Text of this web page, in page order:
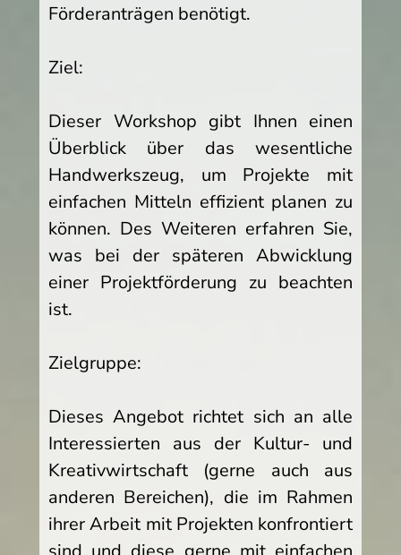
Förderanträgen benötigt.
Ziel:
Dieser Workshop gibt Ihnen einen
Überblick über das wesentliche
Handwerkszeug, um Projekte mit
einfachen Mitteln effizient planen zu
können. Des Weiteren erfahren Sie,
was bei der späteren Abwicklung
einer Projektförderung zu beachten
ist.
Zielgruppe:
Dieses Angebot richtet sich an alle
Interessierten aus der Kultur- und
Kreativwirtschaft (gerne auch aus
anderen Bereichen), die im Rahmen
ihrer Arbeit mit Projekten konfrontiert